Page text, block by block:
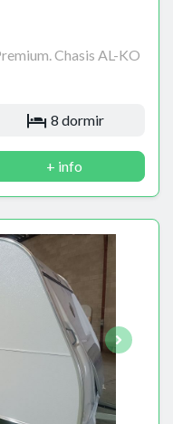
Chasis AL-KO
8 dormir
+ info